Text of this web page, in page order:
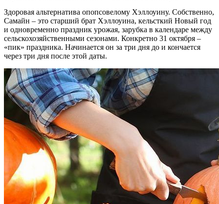
Здоровая альтернатива опопсовелому Хэллоуину. Собственно,
Самайн – это старший брат Хэллоуина, кельсткий Новый год
и одновременно праздник урожая, зарубка в календаре между
сельскохозяйственными сезонами. Конкретно 31 октября –
«пик» праздника. Начинается он за три дня до и кончается
через три дня после этой даты.